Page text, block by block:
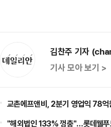
김찬주 기자
기사 모아 보기 >
교촌에프앤비, 2분기 영업익 78
"해외법인 133% 껑충"…롯데웰